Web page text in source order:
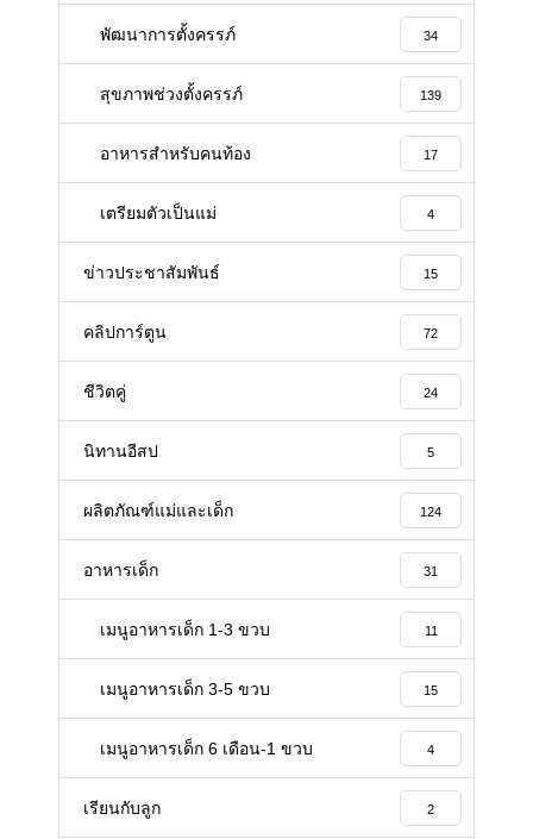
พัฒนาการตั้งครรภ์ 34
สุขภาพช่วงตั้งครรภ์ 139
อาหารสําหรับคนท้อง 17
เตรียมตัวเป็นแม่ 4
ข่าวประชาสัมพันธ์ 15
คลิปการ์ตูน 72
ชีวิตคู่ 24
นิทานอีสป 5
ผลิตภัณฑ์แม่และเด็ก 124
อาหารเด็ก 31
เมนูอาหารเด็ก 1-3 ขวบ 11
เมนูอาหารเด็ก 3-5 ขวบ 15
เมนูอาหารเด็ก 6 เดือน-1 ขวบ 4
เรียนกับลูก 2